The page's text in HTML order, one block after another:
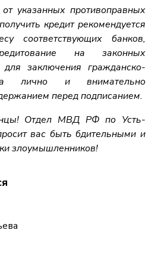
указанных противоправных
кредит рекомендуется
соответствующих банков,
на законных
заключения гражданско-
лично и внимательно
перед подписанием.
Отдел МВД РФ по Усть-
вас быть бдительными и
злоумышленников!